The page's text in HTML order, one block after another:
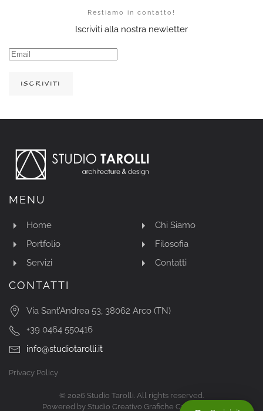
Restiamo in contatto!
Iscriviti alla nostra newletter
ISCRIVITI
MENU
Home
Portfolio
Servizi
Chi Siamo
Filosofia
Contatti
CONTATTI
Via Sant’Andrea 53, 38062 Arco (TN)
+39 0464 550416
info@studiotarolli.it
Privacy Policy
© 2026 Studio Tarolli. All rights reserved.
Powered by Studio Creativo Grafiche Camaleonte